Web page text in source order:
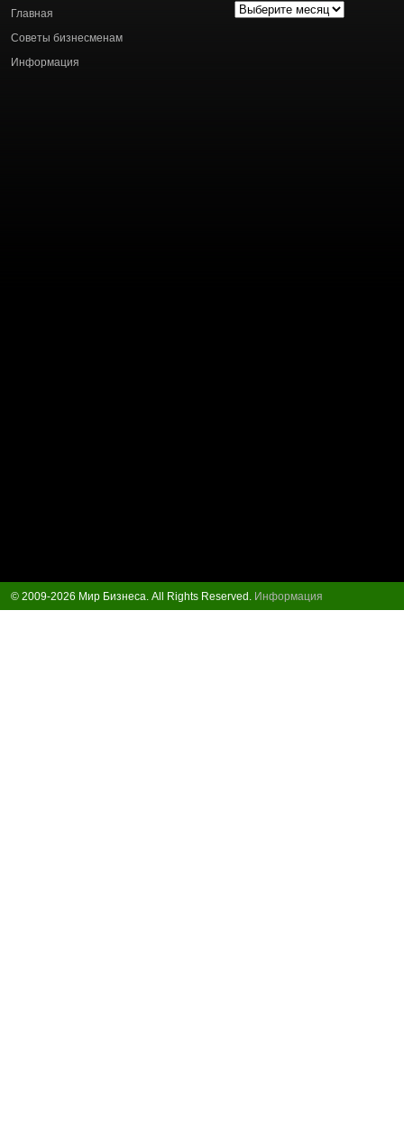
Главная
Советы бизнесменам
Информация
Архив
© 2009-2026 Мир Бизнеса. All Rights Reserved. Информация